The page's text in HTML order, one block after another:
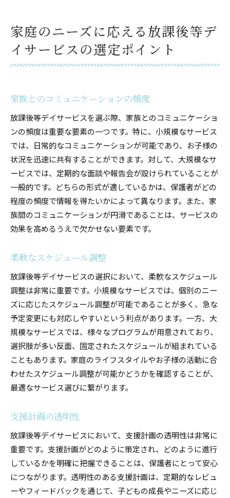
家庭のニーズに応える放課後等デ
イサービスの選定ポイント
家族とのコミュニケーションの頻度
放課後等デイサービスを選ぶ際、家族とのコミュニケーショ
ンの頻度は重要な要素の一つです。特に、小規模なサービス
では、日常的なコミュニケーションが可能であり、お子様の
状況を迅速に共有することができます。対して、大規模なサ
ービスでは、定期的な面談や報告会が設けられていることが
一般的です。どちらの形式が適しているかは、保護者がどの
程度の頻度で情報を得たいかによって異なります。また、家
族間のコミュニケーションが円滑であることは、サービスの
効果を高めるうえで欠かせない要素です。
柔軟なスケジュール調整
放課後等デイサービスの選択において、柔軟なスケジュール
調整は非常に重要です。小規模なサービスでは、個別のニー
ズに応じたスケジュール調整が可能であることが多く、急な
予定変更にも対応しやすいという利点があります。一方、大
規模なサービスでは、様々なプログラムが用意されており、
選択肢が多い反面、固定されたスケジュールが組まれている
こともあります。家庭のライフスタイルやお子様の活動に合
わせたスケジュール調整が可能かどうかを確認することが、
最適なサービス選びに繋がります。
支援計画の透明性
放課後等デイサービスにおいて、支援計画の透明性は非常に
重要です。支援計画がどのように策定され、どのように進行
しているかを明確に把握できることは、保護者にとって安心
につながります。透明性のある支援計画は、定期的なレビュ
ーやフィードバックを通じて、子どもの成長やニーズに応じ